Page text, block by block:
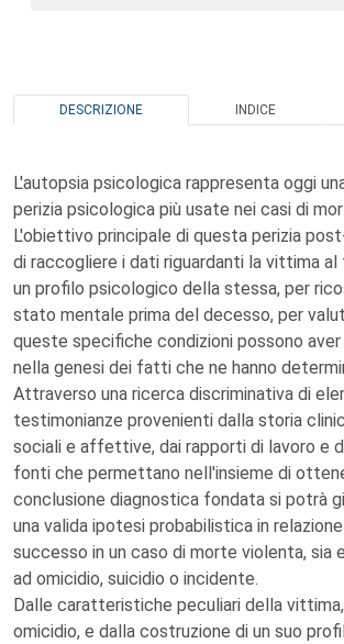
DESCRIZIONE INDICE
L'autopsia psicologica rappresenta oggi
perizia psicologica più usate nei casi di
L'obiettivo principale di questa perizia
di raccogliere i dati riguardanti la vittima al
un profilo psicologico della stessa, per
stato mentale prima del decesso, per
queste specifiche condizioni possono
nella genesi dei fatti che ne hanno
Attraverso una ricerca discriminativa di
testimonianze provenienti dalla storia
sociali e affettive, dai rapporti di lavoro e
fonti che permettano nell'insieme di
conclusione diagnostica fondata si potrà
una valida ipotesi probabilistica in
successo in un caso di morte violenta, sia
ad omicidio, suicidio o incidente.
Dalle caratteristiche peculiari della
omicidio, e dalla costruzione di un suo